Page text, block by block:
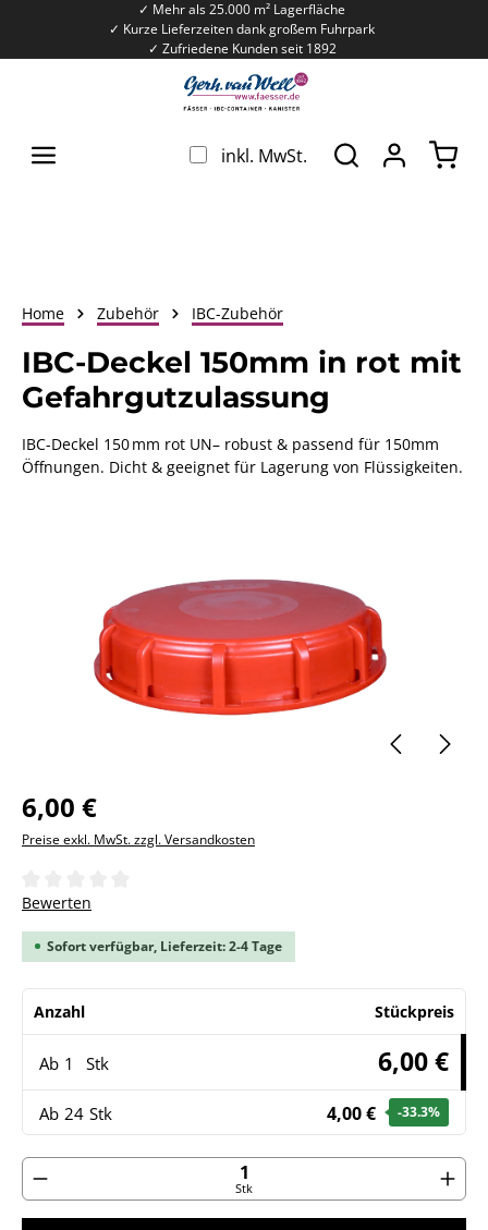
Zum Hauptinhalt springen
✓ Mehr als 25.000 m² Lagerfläche
✓ Kurze Lieferzeiten dank großem Fuhrpark
✓ Zufriedene Kunden seit 1892
inkl. MwSt.
Home Zubehör IBC-Zubehör
IBC-Deckel 150mm in rot mit
Gefahrgutzulassung
IBC-Deckel 150 mm rot UN– robust & passend für 150mm
Öffnungen. Dicht & geeignet für Lagerung von Flüssigkeiten.
6,00 €
Preise exkl. MwSt. zzgl. Versandkosten
Durchschnittliche Bewertung von 0 von 5 Sternen
Bewerten
Sofort verfügbar, Lieferzeit: 2-4 Tage
Anzahl Stückpreis
Ab 1 Stk 6,00 €
Ab 24 Stk 4,00 € -33.3%
Produkt Anzahl: Gib den gewünschten Wert ein
Stk